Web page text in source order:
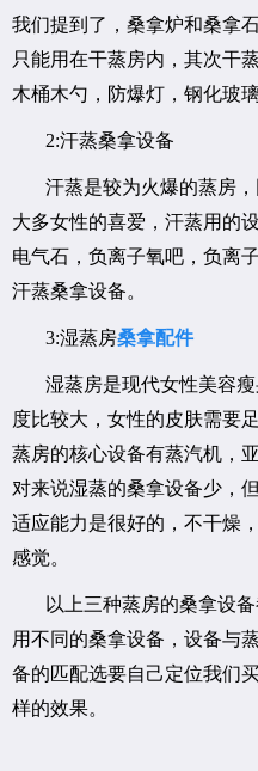
我们提到了，桑拿炉和桑拿
只能用在干蒸房内，其次干
木桶木勺，防爆灯，钢化玻璃
2:汗蒸桑拿设备
汗蒸是较为火爆的蒸房
大多女性的喜爱，汗蒸用的
电气石，负离子氧吧，负离
汗蒸桑拿设备。
3:湿蒸房桑拿配件
湿蒸房是现代女性美容
度比较大，女性的皮肤需要
蒸房的核心设备有蒸汽机，
对来说湿蒸的桑拿设备少，
适应能力是很好的，不干燥
感觉。
以上三种蒸房的桑拿设
用不同的桑拿设备，设备与
备的匹配选要自己定位我们
样的效果。